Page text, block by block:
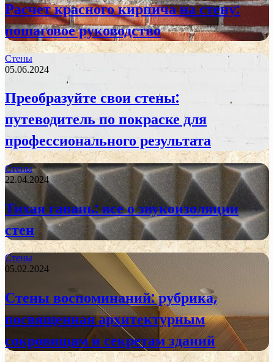
Расчет красного кирпича на стену:
пошаговое руководство
Стены
05.06.2024
Преобразуйте свои стены:
путеводитель по покраске для
профессионального результата
Стены
22.04.2024
Тихая гавань: все о звукоизоляции
стен
Стены
05.02.2024
Стены воспоминаний: рубрика,
посвященная архитектурным
сокровищам и секретам зданий